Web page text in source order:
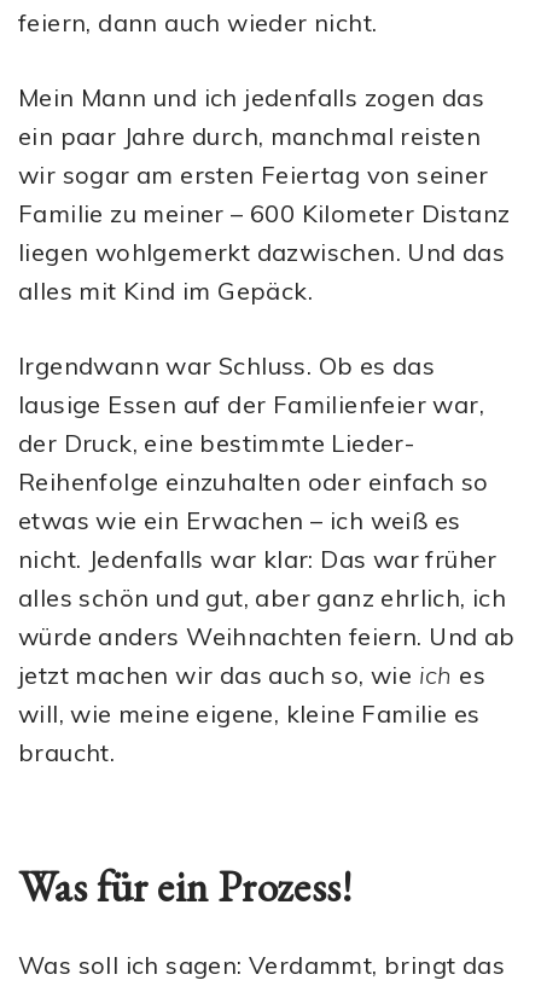
feiern, dann auch wieder nicht.
Mein Mann und ich jedenfalls zogen das
ein paar Jahre durch, manchmal reisten
wir sogar am ersten Feiertag von seiner
Familie zu meiner – 600 Kilometer Distanz
liegen wohlgemerkt dazwischen. Und das
alles mit Kind im Gepäck.
Irgendwann war Schluss. Ob es das
lausige Essen auf der Familienfeier war,
der Druck, eine bestimmte Lieder-
Reihenfolge einzuhalten oder einfach so
etwas wie ein Erwachen – ich weiß es
nicht. Jedenfalls war klar: Das war früher
alles schön und gut, aber ganz ehrlich, ich
würde anders Weihnachten feiern. Und ab
jetzt machen wir das auch so, wie ich es
will, wie meine eigene, kleine Familie es
braucht.
Was für ein Prozess!
Was soll ich sagen: Verdammt, bringt das